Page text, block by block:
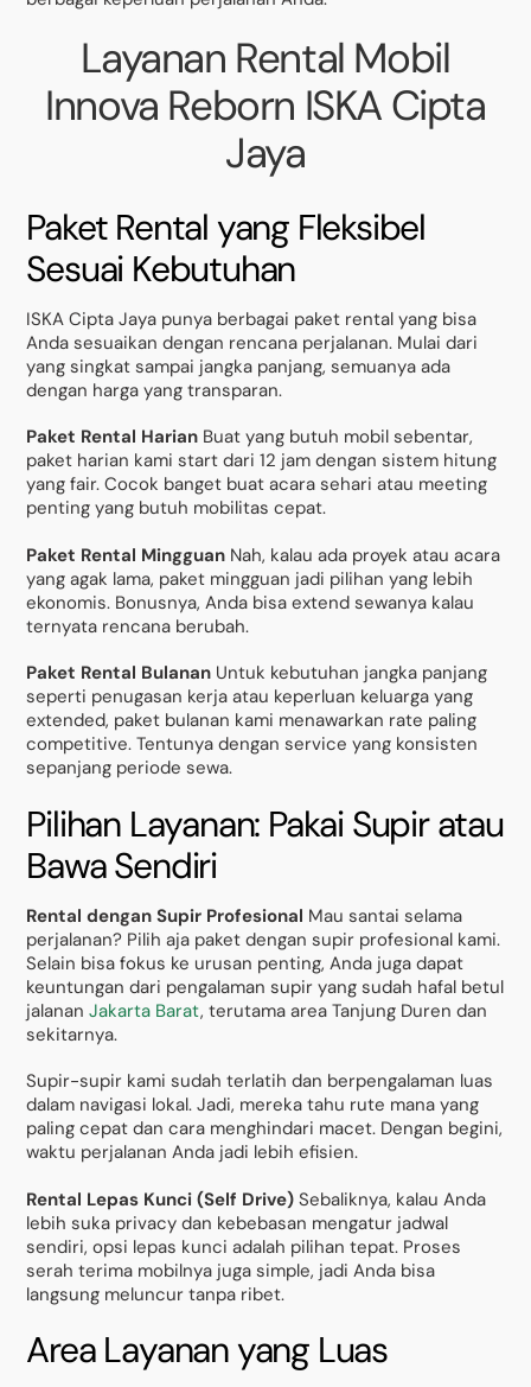
Layanan Rental Mobil
Innova Reborn ISKA Cipta
Jaya
Paket Rental yang Fleksibel
Sesuai Kebutuhan
ISKA Cipta Jaya punya berbagai paket rental yang bisa
Anda sesuaikan dengan rencana perjalanan. Mulai dari
yang singkat sampai jangka panjang, semuanya ada
dengan harga yang transparan.
Paket Rental Harian Buat yang butuh mobil sebentar,
paket harian kami start dari 12 jam dengan sistem hitung
yang fair. Cocok banget buat acara sehari atau meeting
penting yang butuh mobilitas cepat.
Paket Rental Mingguan Nah, kalau ada proyek atau acara
yang agak lama, paket mingguan jadi pilihan yang lebih
ekonomis. Bonusnya, Anda bisa extend sewanya kalau
ternyata rencana berubah.
Paket Rental Bulanan Untuk kebutuhan jangka panjang
seperti penugasan kerja atau keperluan keluarga yang
extended, paket bulanan kami menawarkan rate paling
competitive. Tentunya dengan service yang konsisten
sepanjang periode sewa.
Pilihan Layanan: Pakai Supir atau
Bawa Sendiri
Rental dengan Supir Profesional Mau santai selama
perjalanan? Pilih aja paket dengan supir profesional kami.
Selain bisa fokus ke urusan penting, Anda juga dapat
keuntungan dari pengalaman supir yang sudah hafal betul
jalananJakarta Barat, terutama area Tanjung Duren dan
sekitarnya.
Supir-supir kami sudah terlatih dan berpengalaman luas
dalam navigasi lokal. Jadi, mereka tahu rute mana yang
paling cepat dan cara menghindari macet. Dengan begini,
waktu perjalanan Anda jadi lebih efisien.
Rental Lepas Kunci (Self Drive) Sebaliknya, kalau Anda
lebih suka privacy dan kebebasan mengatur jadwal
sendiri, opsi lepas kunci adalah pilihan tepat. Proses
serah terima mobilnya juga simple, jadi Anda bisa
langsung meluncur tanpa ribet.
Area Layanan yang Luas